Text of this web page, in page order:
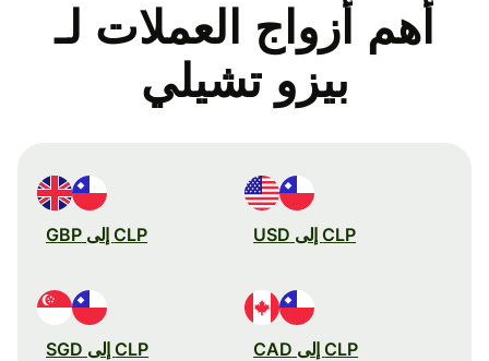
أهم أزواج العملات لـ
بيزو تشيلي
CLP إلى USD CLP إلى GBP
CLP إلى CAD CLP إلى SGD